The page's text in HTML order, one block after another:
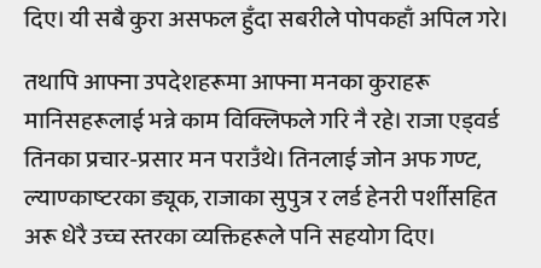
दिए। यी सबै कुरा असफल हुँदा सबरीले पोपकहाँ अपिल गरे।
तथापि आफ्ना उपदेशहरूमा आफ्ना मनका कुराहरू
मानिसहरूलाई भन्ने काम विक्लिफले गरि नै रहे। राजा एड्वर्ड
तिनका प्रचार-प्रसार मन पराउँथे। तिनलाई जोन अफ गण्ट,
ल्याण्काष्टरका ड्यूक, राजाका सुपुत्र र लर्ड हेनरी पर्शीसहित
अरू धेरै उच्च स्तरका व्यक्तिहरूले पनि सहयोग दिए।